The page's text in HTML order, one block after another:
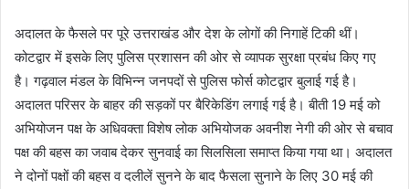
अदालत के फैसले पर पूरे उत्तराखंड और देश के लोगों की निगाहें टिकी थीं।
कोटद्वार में इसके लिए पुलिस प्रशासन की ओर से व्यापक सुरक्षा प्रबंध किए गए
है। गढ़वाल मंडल के विभिन्न जनपदों से पुलिस फोर्स कोटद्वार बुलाई गई है।
अदालत परिसर के बाहर की सड़कों पर बैरिकेडिंग लगाई गई है। बीती 19 मई को
अभियोजन पक्ष के अधिवक्ता विशेष लोक अभियोजक अवनीश नेगी की ओर से बचाव
पक्ष की बहस का जवाब देकर सुनवाई का सिलसिला समाप्त किया गया था। अदालत
ने दोनों पक्षों की बहस व दलीलें सुनने के बाद फैसला सुनाने के लिए 30 मई की